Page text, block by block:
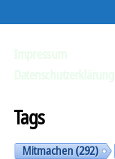
Tags
Mitmachen(292)